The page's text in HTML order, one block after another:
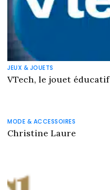
JEUX & JOUETS
VTech, le jouet éducatif
MODE & ACCESSOIRES
Christine Laure